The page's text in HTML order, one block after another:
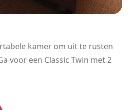
kamer om uit te rusten
voor een Classic Twin met 2